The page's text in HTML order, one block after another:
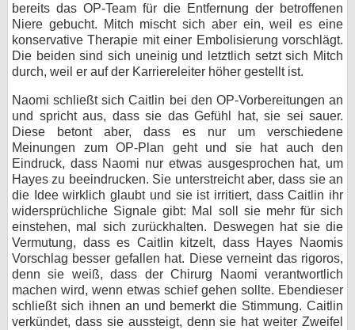
bereits das OP-Team für die Entfernung der betroffenen
Niere gebucht. Mitch mischt sich aber ein, weil es eine
konservative Therapie mit einer Embolisierung vorschlägt.
Die beiden sind sich uneinig und letztlich setzt sich Mitch
durch, weil er auf der Karriereleiter höher gestellt ist.
Naomi schließt sich Caitlin bei den OP-Vorbereitungen an
und spricht aus, dass sie das Gefühl hat, sie sei sauer.
Diese betont aber, dass es nur um verschiedene
Meinungen zum OP-Plan geht und sie hat auch den
Eindruck, dass Naomi nur etwas ausgesprochen hat, um
Hayes zu beeindrucken. Sie unterstreicht aber, dass sie an
die Idee wirklich glaubt und sie ist irritiert, dass Caitlin ihr
widersprüchliche Signale gibt: Mal soll sie mehr für sich
einstehen, mal sich zurückhalten. Deswegen hat sie die
Vermutung, dass es Caitlin kitzelt, dass Hayes Naomis
Vorschlag besser gefallen hat. Diese verneint das rigoros,
denn sie weiß, dass der Chirurg Naomi verantwortlich
machen wird, wenn etwas schief gehen sollte. Ebendieser
schließt sich ihnen an und bemerkt die Stimmung. Caitlin
verkündet, dass sie aussteigt, denn sie hat weiter Zweifel